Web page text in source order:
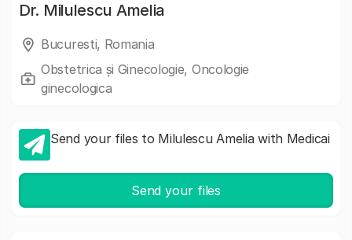
Dr. Milulescu Amelia
Bucuresti, Romania
Obstetrica și Ginecologie, Oncologie
ginecologica
Send your files to Milulescu Amelia with Medicai
Send your files